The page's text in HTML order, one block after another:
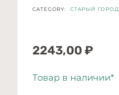
CATEGORY: СТАРЫЙ ГОРОД
2243,00 ₽
Товар в наличии*